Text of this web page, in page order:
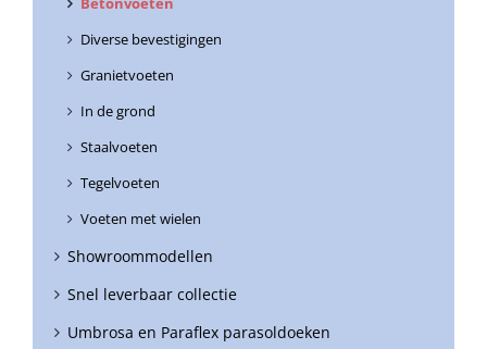
Diverse bevestigingen
Granietvoeten
In de grond
Staalvoeten
Tegelvoeten
Voeten met wielen
Showroommodellen
Snel leverbaar collectie
Umbrosa en Paraflex parasoldoeken